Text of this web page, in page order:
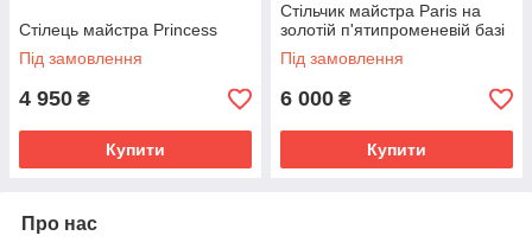
Стілець майстра Princess
Під замовлення
4 950 ₴
Купити
Стільчик майстра Paris на
золотій п'ятипроменевій базі
Під замовлення
6 000 ₴
Купити
Про нас